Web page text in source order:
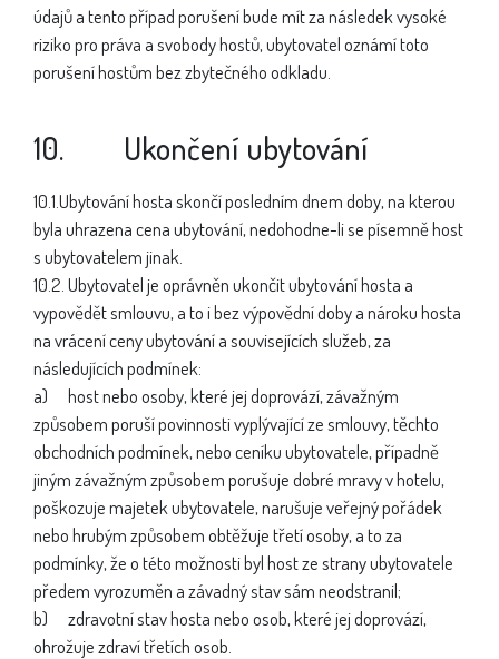
údajů a tento případ porušení bude mít za následek vysoké
riziko pro práva a svobody hostů, ubytovatel oznámí toto
porušení hostům bez zbytečného odkladu.
10. Ukončení ubytování
10.1.Ubytování hosta skončí posledním dnem doby, na kterou
byla uhrazena cena ubytování, nedohodne-li se písemně host
s ubytovatelem jinak.
10.2. Ubytovatel je oprávněn ukončit ubytování hosta a
vypovědět smlouvu, a to i bez výpovědní doby a nároku hosta
na vrácení ceny ubytování a souvisejících služeb, za
následujících podmínek:
a) host nebo osoby, které jej doprovází, závažným
způsobem poruší povinnosti vyplývající ze smlouvy, těchto
obchodních podmínek, nebo ceníku ubytovatele, případně
jiným závažným způsobem porušuje dobré mravy v hotelu,
poškozuje majetek ubytovatele, narušuje veřejný pořádek
nebo hrubým způsobem obtěžuje třetí osoby, a to za
podmínky, že o této možnosti byl host ze strany ubytovatele
předem vyrozuměn a závadný stav sám neodstranil;
b) zdravotní stav hosta nebo osob, které jej doprovází,
ohrožuje zdraví třetích osob.